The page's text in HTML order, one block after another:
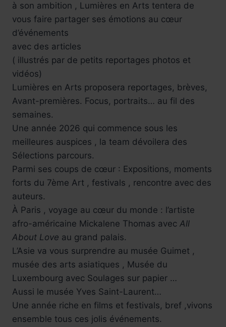
à son ambition , Lumières en Arts tentera de
vous faire partager ses émotions au cœur
d’événements
avec des articles
( illustrés par de petits reportages photos et
vidéos)
Lumières en Arts proposera reportages, brèves,
Avant-premières. Focus, portraits… au fil des
semaines.
Une année 2026 qui commence sous les
meilleures auspices , la team dévoilera des
Sélections parcours.
Parmi ses coups de cœur : Expositions, moments
forts du 7ème Art , festivals , rencontre avec des
auteurs.
À Paris , voyage au cœur du monde : l’artiste
afro-américaine Mickalene Thomas avec All
About Love au grand palais.
L’Asie va vous surprendre au musée Guimet ,
musée des arts asiatiques , Musée du
Luxembourg avec Soulages sur papier …
Aussi le musée Yves Saint-Laurent…
Une année riche en films et festivals, bref ,vivons
ensemble tous ces jolis événements.